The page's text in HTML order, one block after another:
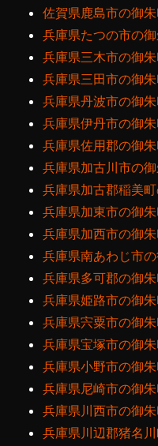
佐賀県鹿島市の御
兵庫県たつの市の
兵庫県三木市の御
兵庫県三田市の御
兵庫県丹波市の御
兵庫県伊丹市の御
兵庫県佐用郡の御
兵庫県加古川市の
兵庫県加古郡稲美
兵庫県加東市の御
兵庫県加西市の御
兵庫県南あわじ市
兵庫県多可郡の御
兵庫県姫路市の御
兵庫県宍粟市の御
兵庫県宝塚市の御
兵庫県小野市の御
兵庫県尼崎市の御
兵庫県川西市の御
兵庫県川辺郡猪名